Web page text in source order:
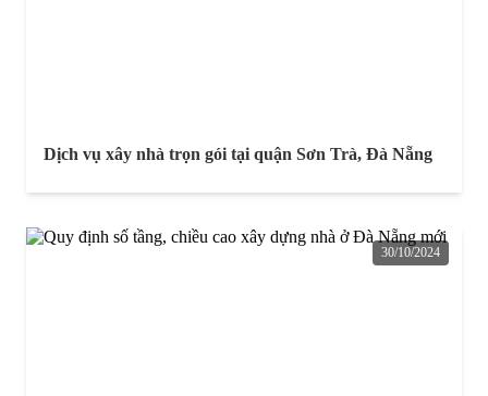
Dịch vụ xây nhà trọn gói tại quận Sơn Trà, Đà Nẵng
30/10/2024